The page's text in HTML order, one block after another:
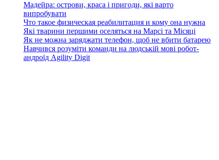
Мадейра: острови, краса і пригоди, які варто
випробувати
Что такое физическая реабилитация и кому она нужна
Які тварини першими оселяться на Марсі та Місяці
Як не можна заряджати телефон, щоб не вбити батарею
Навчився розуміти команди на людській мові робот-
андроїд Agility Digit